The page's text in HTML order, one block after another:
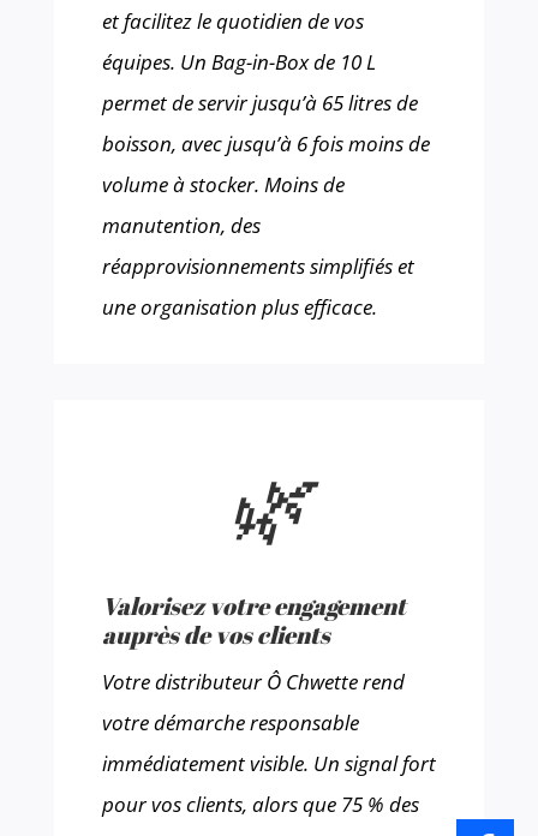
et facilitez le quotidien de vos
équipes. Un Bag-in-Box de 10 L
permet de servir jusqu’à 65 litres de
boisson, avec jusqu’à 6 fois moins de
volume à stocker. Moins de
manutention, des
réapprovisionnements simplifiés et
une organisation plus efficace.
🌿
Valorisez votre engagement
auprès de vos clients
Votre distributeur Ô Chwette rend
votre démarche responsable
immédiatement visible. Un signal fort
pour vos clients, alors que 75 % des